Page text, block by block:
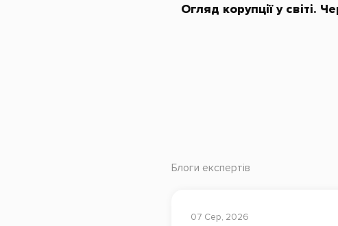
Огляд корупції у світі.
Блоги експертів
07 Сер, 2026